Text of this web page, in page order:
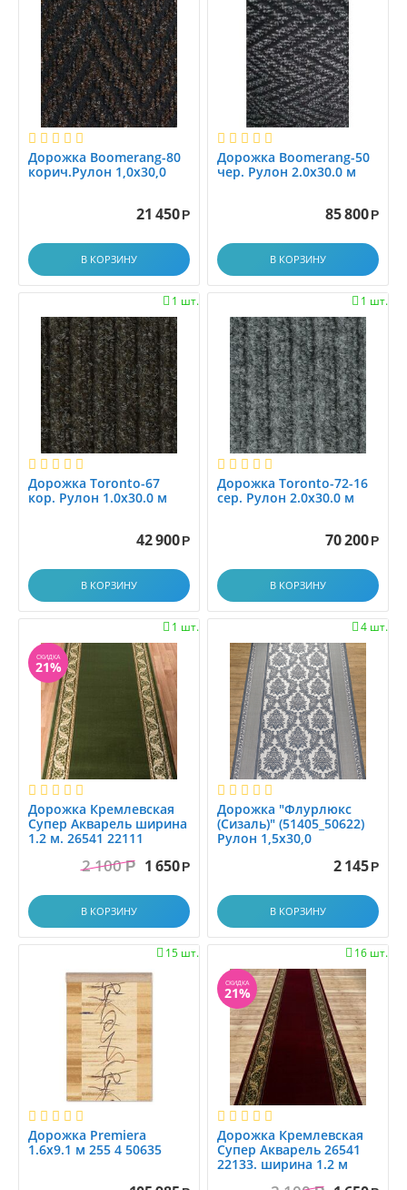
Дорожка Boomerang-80
корич.Рулон 1,0x30,0
21 450 Р
В КОРЗИНУ
Дорожка Boomerang-50
чер. Рулон 2.0х30.0 м
85 800 Р
В КОРЗИНУ
1 шт.

Дорожка Toronto-67
кор. Рулон 1.0х30.0 м
42 900 Р
В КОРЗИНУ
1 шт.

Дорожка Toronto-72-16
сер. Рулон 2.0х30.0 м
70 200 Р
В КОРЗИНУ
1 шт.

СКИДКА
21%
Дорожка Кремлевская
Супер Акварель ширина
1.2 м. 26541 22111
2 100 Р 1 650 Р
В КОРЗИНУ
4 шт.

Дорожка "Флурлюкс
(Сизаль)" (51405_50622)
Рулон 1,5х30,0
2 145 Р
В КОРЗИНУ
15 шт.

Дорожка Premiera
1.6x9.1 м 255 4 50635
16 шт.

СКИДКА
21%
Дорожка Кремлевская
Супер Акварель 26541
22133. ширина 1.2 м